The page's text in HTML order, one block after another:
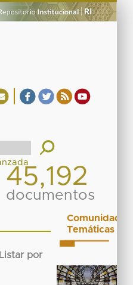
45,192
documentos
Listar por
Comunidades
Temáticas